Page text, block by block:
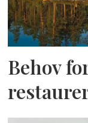
Behov